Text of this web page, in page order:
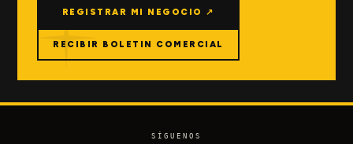
REGISTRAR MI NEGOCIO ↗
RECIBIR BOLETIN COMERCIAL
SÍGUENOS